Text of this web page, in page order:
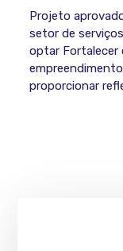
Projeto
setor de
optar Fortalecer
proporcionar